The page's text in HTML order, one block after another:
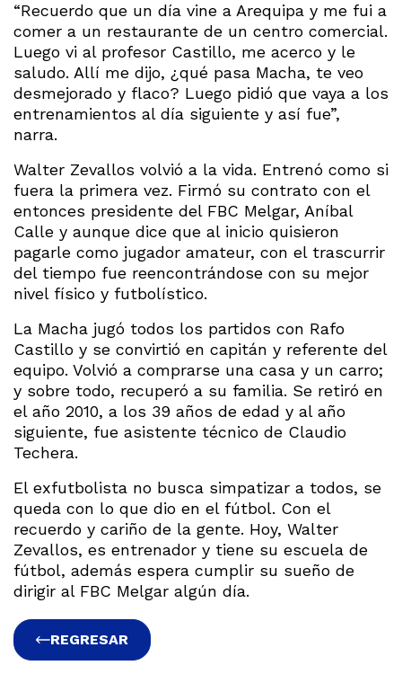
“Recuerdo que un día vine a Arequipa y me fui a
comer a un restaurante de un centro comercial.
Luego vi al profesor Castillo, me acerco y le
saludo. Allí me dijo, ¿qué pasa Macha, te veo
desmejorado y flaco? Luego pidió que vaya a los
entrenamientos al día siguiente y así fue”,
narra.
Walter Zevallos volvió a la vida. Entrenó como si
fuera la primera vez. Firmó su contrato con el
entonces presidente del FBC Melgar, Aníbal
Calle y aunque dice que al inicio quisieron
pagarle como jugador amateur, con el trascurrir
del tiempo fue reencontrándose con su mejor
nivel físico y futbolístico.
La Macha jugó todos los partidos con Rafo
Castillo y se convirtió en capitán y referente del
equipo. Volvió a comprarse una casa y un carro;
y sobre todo, recuperó a su familia. Se retiró en
el año 2010, a los 39 años de edad y al año
siguiente, fue asistente técnico de Claudio
Techera.
El exfutbolista no busca simpatizar a todos, se
queda con lo que dio en el fútbol. Con el
recuerdo y cariño de la gente. Hoy, Walter
Zevallos, es entrenador y tiene su escuela de
fútbol, además espera cumplir su sueño de
dirigir al FBC Melgar algún día.
REGRESAR